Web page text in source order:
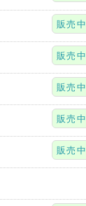
販売中
販売中
販売中
販売中
販売中